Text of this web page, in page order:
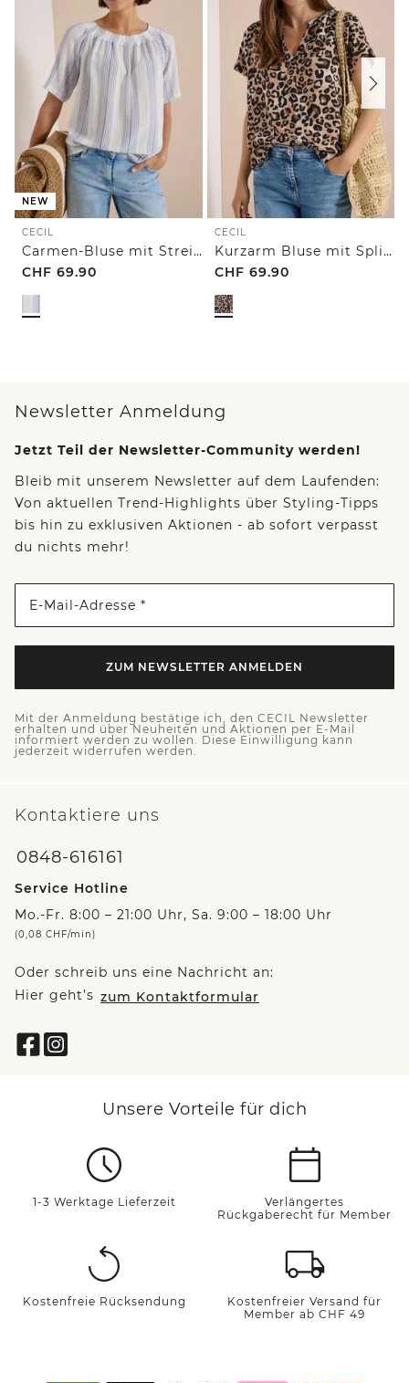
NEW
CECIL
Carmen-Bluse mit Streifenmuster
CHF 69.90
CECIL
Kurzarm Bluse mit Split Neck und Leo-Print
CHF 69.90
Newsletter Anmeldung
Jetzt Teil der Newsletter-Community werden!
Bleib mit unserem Newsletter auf dem Laufenden:
Von aktuellen Trend-Highlights über Styling-Tipps
bis hin zu exklusiven Aktionen - ab sofort verpasst
du nichts mehr!
E-Mail-Adresse *
ZUM NEWSLETTER ANMELDEN
Mit der Anmeldung bestätige ich, den CECIL Newsletter
erhalten und über Neuheiten und Aktionen per E-Mail
informiert werden zu wollen. Diese Einwilligung kann
jederzeit widerrufen werden.
Kontaktiere uns
0848-616161
Service Hotline
Mo.-Fr. 8:00 – 21:00 Uhr, Sa. 9:00 – 18:00 Uhr
(0,08 CHF/min)
Oder schreib uns eine Nachricht an:
Hier geht’s zum Kontaktformular
Unsere Vorteile für dich
1-3 Werktage Lieferzeit
Verlängertes
Rückgaberecht für Member
Kostenfreie Rücksendung
Kostenfreier Versand für
Member ab CHF 49